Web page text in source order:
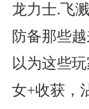
龙力士.飞
防备那些
以为这些
女+收获，